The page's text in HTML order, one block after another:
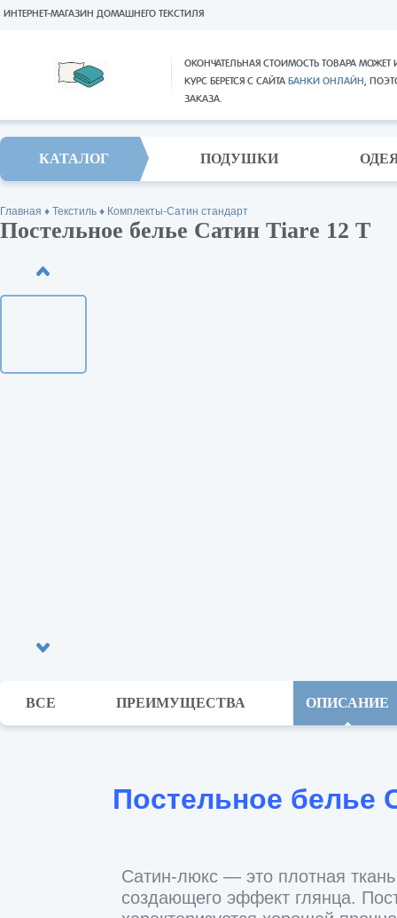
ОКОНЧАТЕЛЬНАЯ СТОИМОСТЬ ТОВАРА
КУРС БЕРЕТСЯ С САЙТА БАНКИ ОНЛАЙН,
ЗАКАЗА.
ИНТЕРНЕТ-МАГАЗИН ДОМАШНЕГО ТЕКСТИЛЯ
КАТАЛОГ ПОДУШКИ
Главная ♦ Текстиль ♦ Комплекты-Сатин стандарт
Постельное белье Сатин Tiare 12 T
ВСЕ ПРЕИМУЩЕСТВА ОПИСАНИЕ
Постельное белье
Сатин-люкс — это плотная
создающего эффект глянца.